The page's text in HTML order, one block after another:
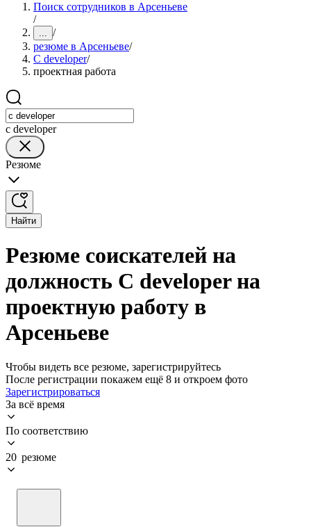
Поиск сотрудников в Арсеньеве
/
... /
резюме в Арсеньеве/
C developer/
проектная работа
c developer
Резюме
Найти
Резюме соискателей на
должность C developer на
проектную работу в
Арсеньеве
Чтобы видеть все резюме, зарегистрируйтесь
После регистрации покажем ещё 8 и откроем фото
Зарегистрироваться
За всё время
По соответствию
20 резюме